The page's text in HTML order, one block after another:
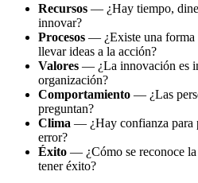
Recursos — ¿Hay tiempo,
innovar?
Procesos — ¿Existe una forma
llevar ideas a la acción?
Valores — ¿La innovación es
organización?
Comportamiento — ¿Las
preguntan?
Clima — ¿Hay confianza para
error?
Éxito — ¿Cómo se reconoce
tener éxito?